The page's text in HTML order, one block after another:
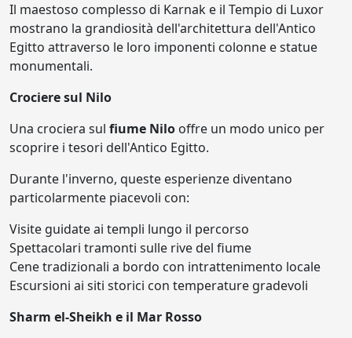
Il maestoso complesso di Karnak e il Tempio di Luxor
mostrano la grandiosità dell'architettura dell'Antico
Egitto attraverso le loro imponenti colonne e statue
monumentali.
Crociere sul Nilo
Una crociera sul fiume Nilo offre un modo unico per
scoprire i tesori dell'Antico Egitto.
Durante l'inverno, queste esperienze diventano
particolarmente piacevoli con:
Visite guidate ai templi lungo il percorso
Spettacolari tramonti sulle rive del fiume
Cene tradizionali a bordo con intrattenimento locale
Escursioni ai siti storici con temperature gradevoli
Sharm el-Sheikh e il Mar Rosso